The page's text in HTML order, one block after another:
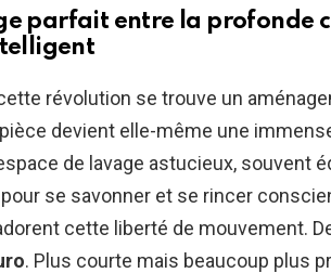
parfait entre la profonde
révolution se trouve un
devient elle-même une
de lavage astucieux, souvent
se savonner et se rincer
cette liberté de mouvement.
. Plus courte mais beaucoup plus